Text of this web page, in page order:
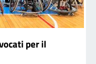
per il